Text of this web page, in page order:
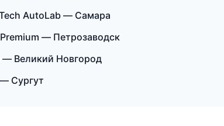
AutoLab — Самара
— Петрозаводск
Великий Новгород
Сургут